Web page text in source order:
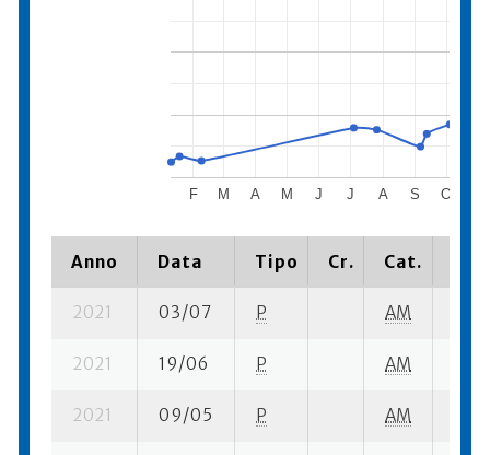
F M A M J J A S O
Anno Data Tipo Cr. Cat.
2021 03/07 P AM
2021 19/06 P AM
2021 09/05 P AM